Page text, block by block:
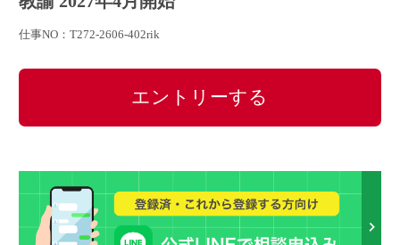
仕事NO：T272-2606-402rik
エントリーする